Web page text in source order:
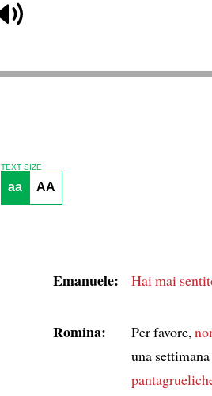
TEXT SIZE
aa AA
Emanuele: Hai mai
Romina: Per favore,
una